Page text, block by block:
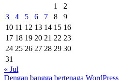
1
2
3
4 5 6 7 8
9
10 11 12 13 14 15 16
17 18 19 20 21 22 23
24 25 26 27 28 29 30
31
« Jul
Dengan bangga bertenaga WordPress